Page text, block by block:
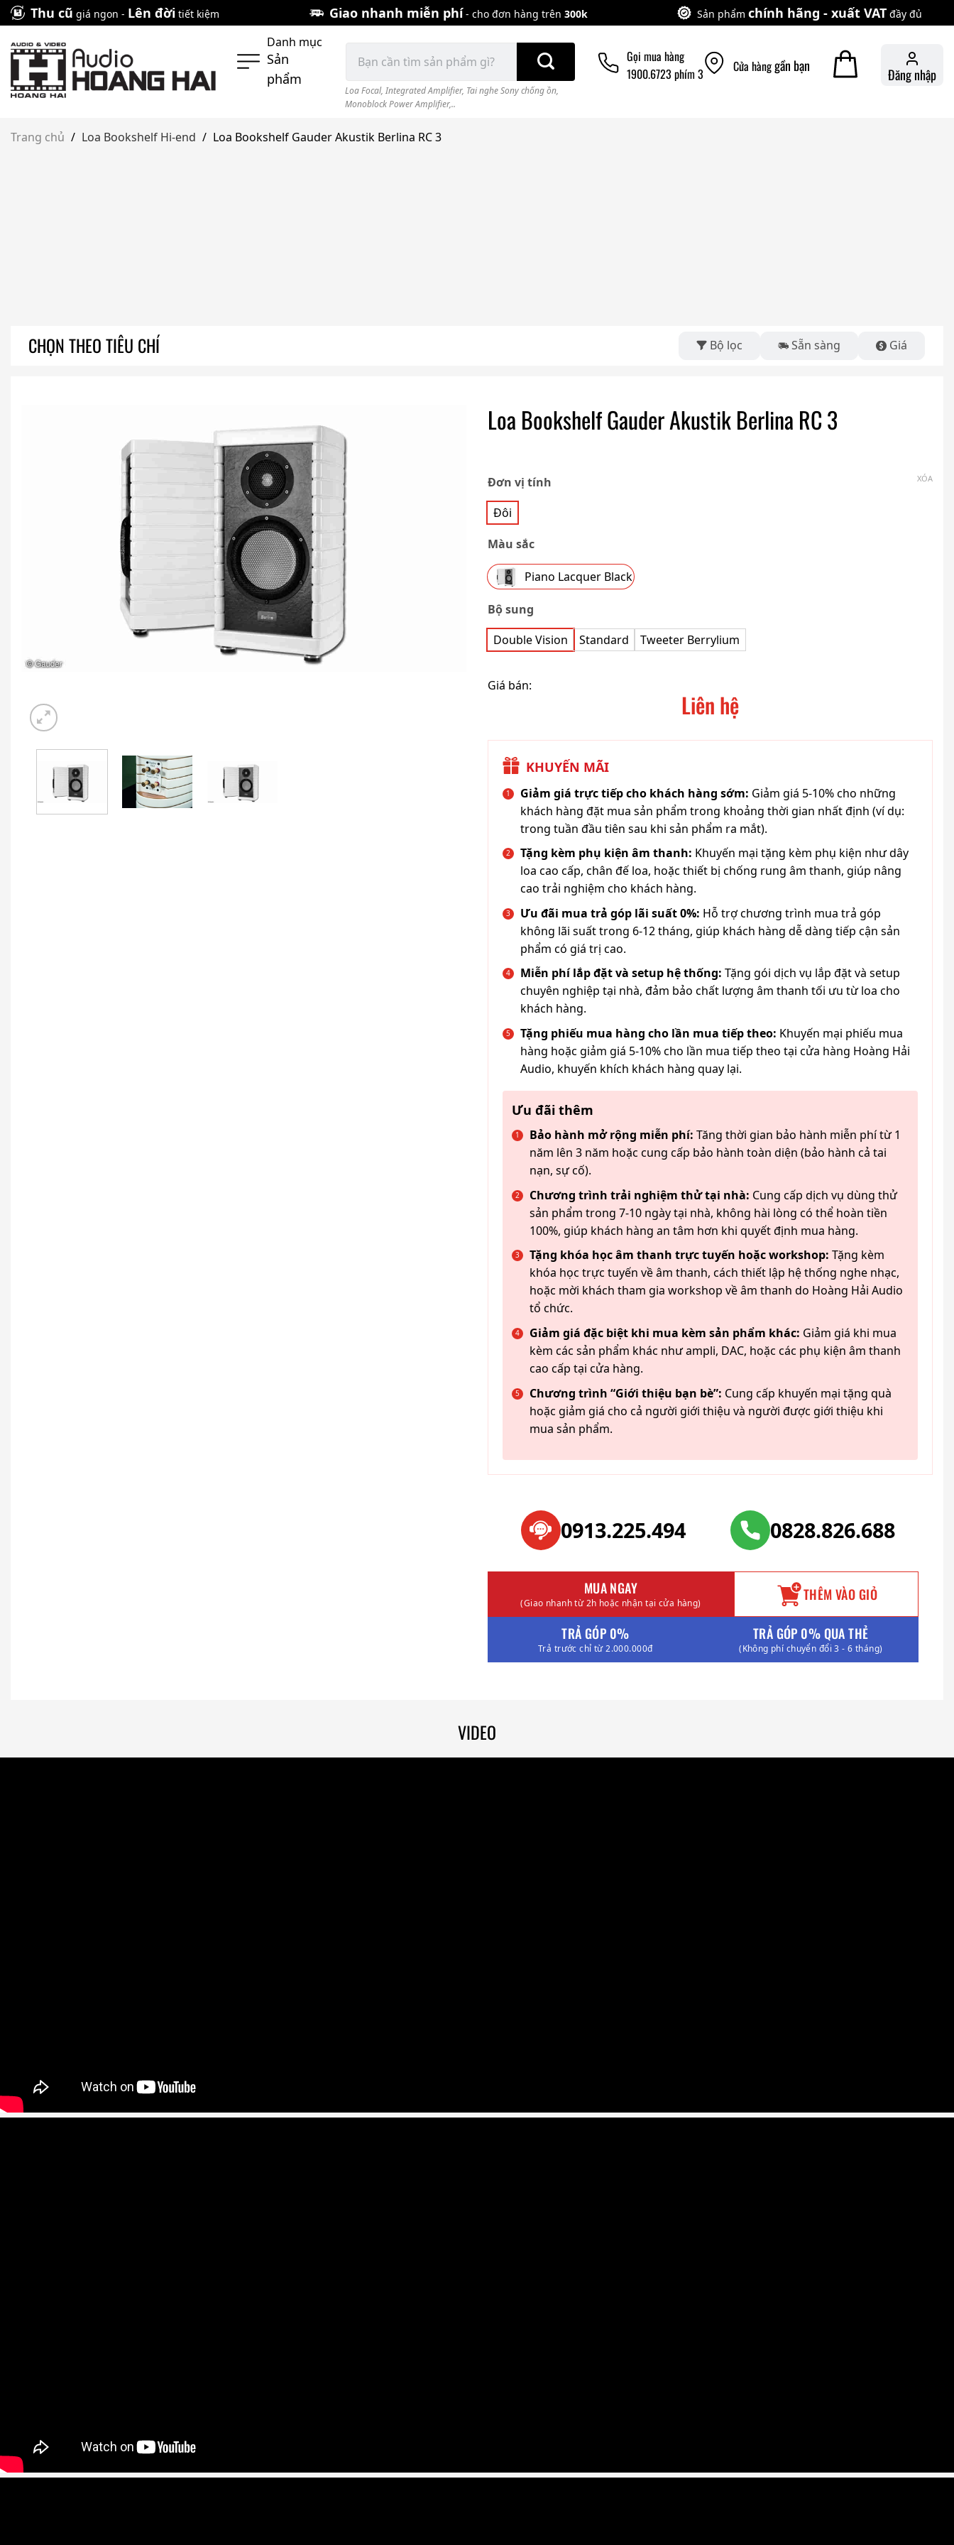
Skip
to
content
Thu cũ giá ngon - Lên đời tiết kiệm Giao nhanh miễn phí- cho đơn hàng trên 300k Sản phẩm chính hãng - xuất VAT đầy đủ
Danh mục
Sản
phẩm
kiếm:
Loa Focal, Integrated Amplifier, Tai nghe Sony chống ồn,
Monoblock Power Amplifier,..
Gọi mua hàng
1900.6723 phím 3
Cửa hànggần bạn Đăng nhập
Trang chủ / Loa Bookshelf Hi-end / Loa Bookshelf Gauder Akustik Berlina RC 3
CHỌN THEO TIÊU CHÍ Bộ lọc Sẵn sàng Giá
Loa Bookshelf Gauder Akustik Berlina RC 3
Đơn vị tính
Đôi
Màu sắc
Piano Lacquer Black
Bộ sung
Double Vision
Standard Tweeter Berrylium
XÓA
Giá bán:
Liên hệ
KHUYẾN MÃI
Giảm giá trực tiếp cho khách hàng sớm: Giảm giá 5-10% cho những
khách hàng đặt mua sản phẩm trong khoảng thời gian nhất định (ví dụ:
trong tuần đầu tiên sau khi sản phẩm ra mắt).
Tặng kèm phụ kiện âm thanh: Khuyến mại tặng kèm phụ kiện như dây
loa cao cấp, chân đế loa, hoặc thiết bị chống rung âm thanh, giúp nâng
cao trải nghiệm cho khách hàng.
Ưu đãi mua trả góp lãi suất 0%: Hỗ trợ chương trình mua trả góp
không lãi suất trong 6-12 tháng, giúp khách hàng dễ dàng tiếp cận sản
phẩm có giá trị cao.
Miễn phí lắp đặt và setup hệ thống: Tặng gói dịch vụ lắp đặt và setup
chuyên nghiệp tại nhà, đảm bảo chất lượng âm thanh tối ưu từ loa cho
khách hàng.
Tặng phiếu mua hàng cho lần mua tiếp theo: Khuyến mại phiếu mua
hàng hoặc giảm giá 5-10% cho lần mua tiếp theo tại cửa hàng Hoàng Hải
Audio, khuyến khích khách hàng quay lại.
Ưu đãi thêm
Bảo hành mở rộng miễn phí: Tăng thời gian bảo hành miễn phí từ 1
năm lên 3 năm hoặc cung cấp bảo hành toàn diện (bảo hành cả tai
nạn, sự cố).
Chương trình trải nghiệm thử tại nhà: Cung cấp dịch vụ dùng thử
sản phẩm trong 7-10 ngày tại nhà, không hài lòng có thể hoàn tiền
100%, giúp khách hàng an tâm hơn khi quyết định mua hàng.
Tặng khóa học âm thanh trực tuyến hoặc workshop: Tặng kèm
khóa học trực tuyến về âm thanh, cách thiết lập hệ thống nghe nhạc,
hoặc mời khách tham gia workshop về âm thanh do Hoàng Hải Audio
tổ chức.
Giảm giá đặc biệt khi mua kèm sản phẩm khác: Giảm giá khi mua
kèm các sản phẩm khác như ampli, DAC, hoặc các phụ kiện âm thanh
cao cấp tại cửa hàng.
Chương trình “Giới thiệu bạn bè”: Cung cấp khuyến mại tặng quà
hoặc giảm giá cho cả người giới thiệu và người được giới thiệu khi
mua sản phẩm.
0913.225.494 0828.826.688
MUA NGAY
(Giao nhanh từ 2h hoặc nhận tại cửa hàng) THÊM VÀO GIỎ
TRẢ GÓP 0%
Trả trước chỉ từ 2.000.000đ
TRẢ GÓP 0% QUA THẺ
(Không phí chuyển đổi 3 - 6 tháng)
VIDEO